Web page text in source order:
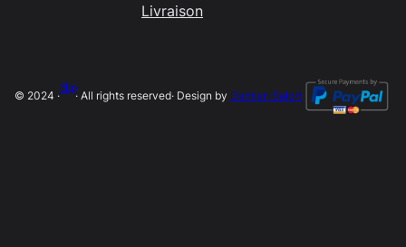
Livraison
© 2024 ·
SLip
· All rights reserved· Design by Damien Salort